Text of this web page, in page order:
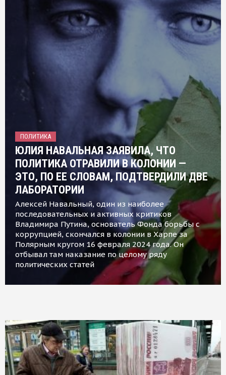
ПОЛИТИКА
ЮЛИЯ НАВАЛЬНАЯ ЗАЯВИЛА, ЧТО
ПОЛИТИКА ОТРАВИЛИ В КОЛОНИИ —
ЭТО, ПО ЕЕ СЛОВАМ, ПОДТВЕРДИЛИ ДВЕ
ЛАБОРАТОРИИ
Алексей Навальный, один из наиболее
последовательных и активных критиков
Владимира Путина, основатель Фонда борьбы с
коррупцией, скончался в колонии в Харпе за
Полярным кругом 16 февраля 2024 года. Он
отбывал там наказание по целому ряду
политических статей